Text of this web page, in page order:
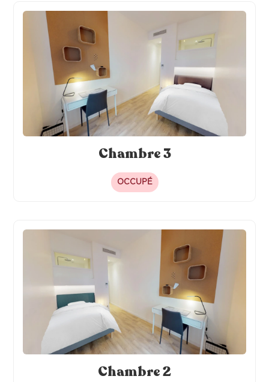
Chambre 3
OCCUPÉ
Chambre 2